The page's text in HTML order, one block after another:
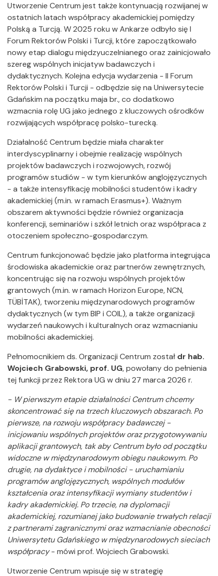
Utworzenie Centrum jest także kontynuacją rozwijanej w
ostatnich latach współpracy akademickiej pomiędzy
Polską a Turcją. W 2025 roku w Ankarze odbyło się I
Forum Rektorów Polski i Turcji, które zapoczątkowało
nowy etap dialogu międzyuczelnianego oraz zainicjowało
szereg wspólnych inicjatyw badawczych i
dydaktycznych. Kolejna edycja wydarzenia - II Forum
Rektorów Polski i Turcji - odbędzie się na Uniwersytecie
Gdańskim na początku maja br., co dodatkowo
wzmacnia rolę UG jako jednego z kluczowych ośrodków
rozwijających współpracę polsko-turecką.
Działalność Centrum będzie miała charakter
interdyscyplinarny i obejmie realizację wspólnych
projektów badawczych i rozwojowych, rozwój
programów studiów - w tym kierunków anglojęzycznych
- a także intensyfikację mobilności studentów i kadry
akademickiej (m.in. w ramach Erasmus+). Ważnym
obszarem aktywności będzie również organizacja
konferencji, seminariów i szkół letnich oraz współpraca z
otoczeniem społeczno-gospodarczym.
Centrum funkcjonować będzie jako platforma integrująca
środowiska akademickie oraz partnerów zewnętrznych,
koncentrując się na rozwoju wspólnych projektów
grantowych (m.in. w ramach Horizon Europe, NCN,
TÜBİTAK), tworzeniu międzynarodowych programów
dydaktycznych (w tym BIP i COIL), a także organizacji
wydarzeń naukowych i kulturalnych oraz wzmacnianiu
mobilności akademickiej.
Pełnomocnikiem ds. Organizacji Centrum został dr hab.
Wojciech Grabowski, prof. UG, powołany do pełnienia
tej funkcji przez Rektora UG w dniu 27 marca 2026 r.
- W pierwszym etapie działalności Centrum chcemy
skoncentrować się na trzech kluczowych obszarach. Po
pierwsze, na rozwoju współpracy badawczej -
inicjowaniu wspólnych projektów oraz przygotowywaniu
aplikacji grantowych, tak aby Centrum było od początku
widoczne w międzynarodowym obiegu naukowym. Po
drugie, na dydaktyce i mobilności - uruchamianiu
programów anglojęzycznych, wspólnych modułów
kształcenia oraz intensyfikacji wymiany studentów i
kadry akademickiej. Po trzecie, na dyplomacji
akademickiej, rozumianej jako budowanie trwałych relacji
z partnerami zagranicznymi oraz wzmacnianie obecności
Uniwersytetu Gdańskiego w międzynarodowych sieciach
współpracy- mówi prof. Wojciech Grabowski.
Utworzenie Centrum wpisuje się w strategię